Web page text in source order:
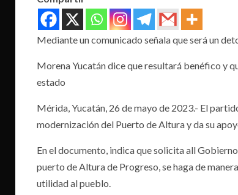
Mediante un comunicado señala que será un
Morena Yucatán dice que resultará benéfico y
estado
Mérida, Yucatán, 26 de mayo de 2023.- El
modernización del Puerto de Altura y da su
En el documento, indica que solicita all
puerto de Altura de Progreso, se haga de
utilidad al pueblo.